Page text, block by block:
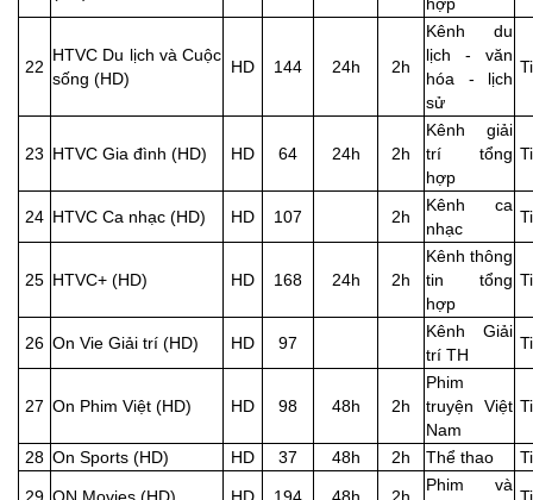
22
HTVC Du lịch và Cuộc
sống (HD)
HD 144 24h 2h
Kênh du
lịch - văn
hóa - lịch
sử
23 HTVC Gia đình (HD) HD 64 24h 2h
Kênh giải
trí tổng
hợp
24 HTVC Ca nhạc (HD) HD 107 2h
Kênh ca
nhạc
25 HTVC+ (HD) HD 168 24h 2h
Kênh thông
tin tổng
hợp
26 On Vie Giải trí (HD) HD 97
Kênh Giải
trí TH
27 On Phim Việt (HD) HD 98 48h 2h
Phim
truyện Việt
Nam
28 On Sports (HD) HD 37 48h 2h Thể thao
29 ON Movies (HD) HD 194 48h 2h
Phim và